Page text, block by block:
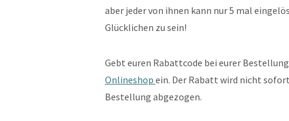
aber jeder von ihnen kann nur 5 mal
Glücklichen zu sein!
Gebt euren Rabattcode bei eurer
Onlineshop ein. Der Rabatt wird nicht
Bestellung abgezogen.